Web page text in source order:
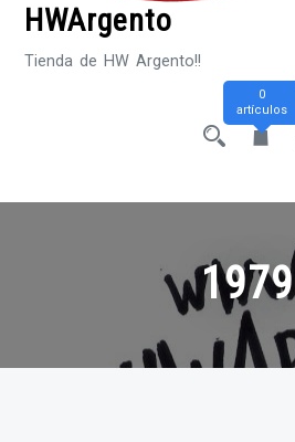
HWArgento
Tienda de HW Argento!!
0
artículos
1979